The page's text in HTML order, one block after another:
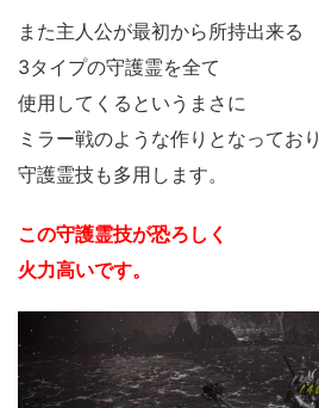
また主人公が最初から所持出来る
3タイプの守護霊を全て
使用してくるというまさに
ミラー戦のような作りとなっており
守護霊技も多用します。
この守護霊技が恐ろしく
火力高いです。